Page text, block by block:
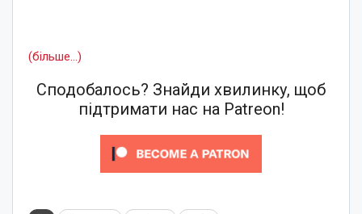
(більше…)
Сподобалось? Знайди хвилинку, щоб
підтримати нас на Patreon!